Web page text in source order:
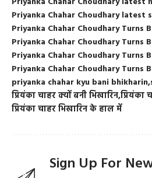
Priyanka Chahar Choudhary latest
Priyanka Chahar Choudhary Turns
Priyanka Chahar Choudhary Turns
Priyanka Chahar Choudhary Turns
Priyanka Chahar Choudhary Turns
priyanka chahar kyu bani bhikharin
प्रियंका चाहर क्यों बनी भिखारिनप्रियंका
प्रियंका चाहर भिखारिन के हाल में
Sign Up For